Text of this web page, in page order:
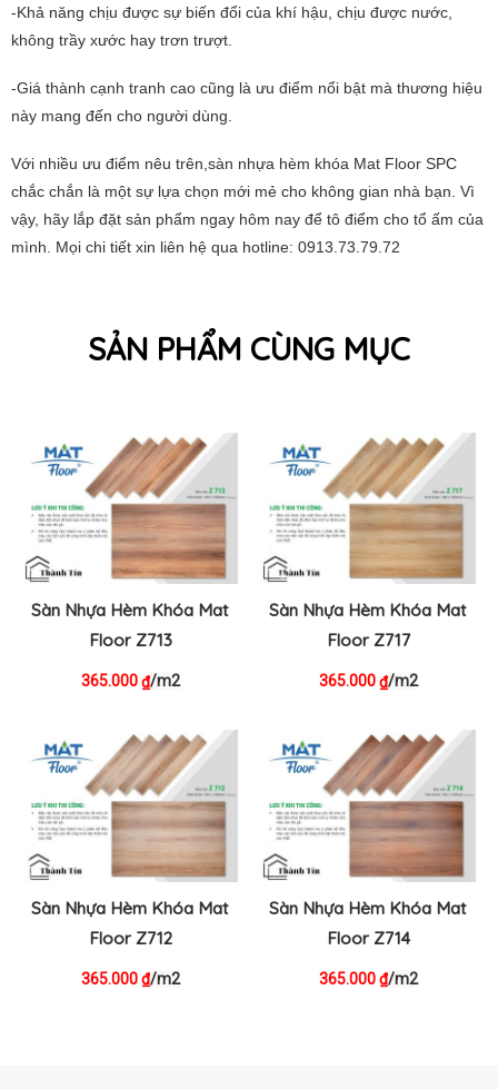
-Khả năng chịu được sự biến đổi của khí hậu, chịu được nước,
không trầy xước hay trơn trượt.
-Giá thành cạnh tranh cao cũng là ưu điểm nổi bật mà thương hiệu
này mang đến cho người dùng.
Với nhiều ưu điểm nêu trên,sàn nhựa hèm khóa Mat Floor SPC
chắc chắn là một sự lựa chọn mới mẻ cho không gian nhà bạn. Vì
vậy, hãy lắp đặt sản phẩm ngay hôm nay để tô điểm cho tổ ấm của
mình. Mọi chi tiết xin liên hệ qua hotline: 0913.73.79.72
SẢN PHẨM CÙNG MỤC
Sàn Nhựa Hèm Khóa Mat
Floor Z713
365.000₫/m2
Sàn Nhựa Hèm Khóa Mat
Floor Z717
365.000₫/m2
Sàn Nhựa Hèm Khóa Mat
Floor Z712
365.000₫/m2
Sàn Nhựa Hèm Khóa Mat
Floor Z714
365.000₫/m2